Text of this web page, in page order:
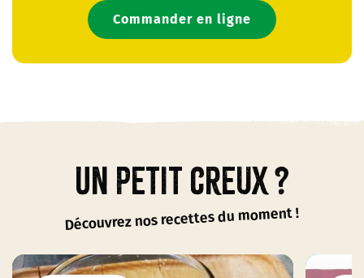
Commander en ligne
Un petit creux ?
Découvrez nos recettes du moment !